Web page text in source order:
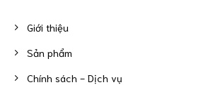
Giới thiệu
Sản phẩm
Chính sách - Dịch vụ